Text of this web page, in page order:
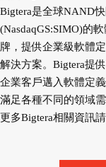
Bigtera是全球NAND
(NasdaqGS:SIMO)的
牌，提供企業級軟體
解決方案。Bigtera提
企業客戶邁入軟體定
滿足各種不同的領域
更多Bigtera相關資訊